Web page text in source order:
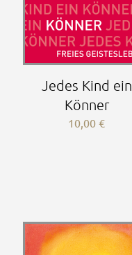
Jedes Kind ein
Könner
10,00€